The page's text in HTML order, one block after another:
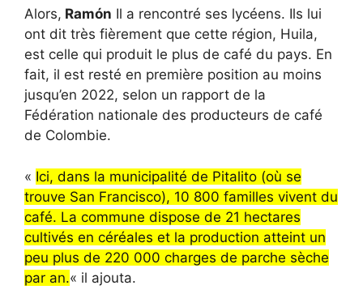
Alors, Ramón Il a rencontré ses lycéens. Ils lui
ont dit très fièrement que cette région, Huila,
est celle qui produit le plus de café du pays. En
fait, il est resté en première position au moins
jusqu’en 2022, selon un rapport de la
Fédération nationale des producteurs de café
de Colombie.
« Ici, dans la municipalité de Pitalito (où se
trouve San Francisco), 10 800 familles vivent du
café. La commune dispose de 21 hectares
cultivés en céréales et la production atteint un
peu plus de 220 000 charges de parche sèche
par an.« il ajouta.